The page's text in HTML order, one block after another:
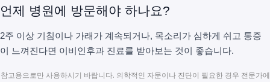
언제 병원에 방문해야 하나요?
2주 이상 기침이나 가래가 계속되거나, 목소리가 심하게 쉬고 통증
이 느껴진다면 이비인후과 진료를 받아보는 것이 좋습니다.
참고용으로만 사용하시기 바랍니다. 의학적인 자문이나 진단이 필요한 경우 전문가에